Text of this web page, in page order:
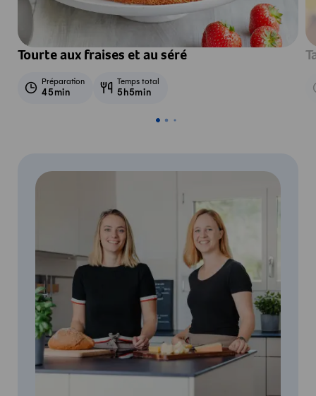
Tourte aux fraises et au séré
Préparation
45min
Temps total
5h5min